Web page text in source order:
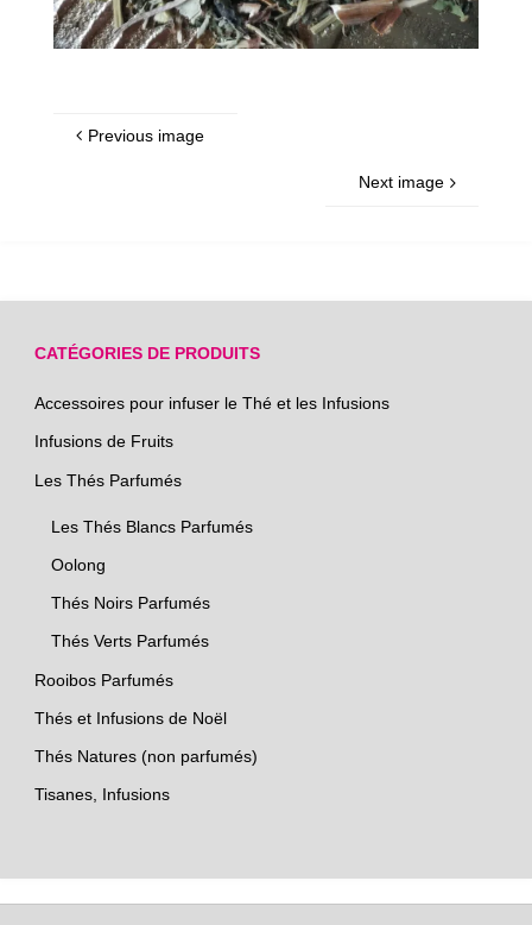
Previous image
Next image
CATÉGORIES DE PRODUITS
Accessoires pour infuser le Thé et les Infusions
Infusions de Fruits
Les Thés Parfumés
Les Thés Blancs Parfumés
Oolong
Thés Noirs Parfumés
Thés Verts Parfumés
Rooibos Parfumés
Thés et Infusions de Noël
Thés Natures (non parfumés)
Tisanes, Infusions